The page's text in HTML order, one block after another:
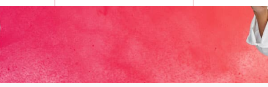
Gesundheit/Pflege/
Telco
Kultur